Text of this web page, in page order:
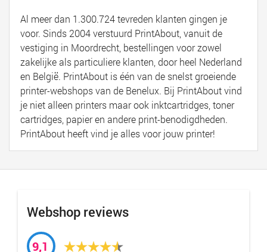
Al meer dan 1.300.724 tevreden klanten gingen je
voor. Sinds 2004 verstuurd PrintAbout, vanuit de
vestiging in Moordrecht, bestellingen voor zowel
zakelijke als particuliere klanten, door heel Nederland
en België. PrintAbout is één van de snelst groeiende
printer-webshops van de Benelux. Bij PrintAbout vind
je niet alleen printers maar ook inktcartridges, toner
cartridges, papier en andere print-benodigdheden.
PrintAbout heeft vind je alles voor jouw printer!
Webshop reviews
9,1